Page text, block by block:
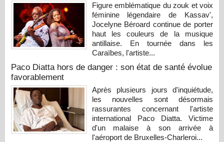
Figure emblématique du zouk et voix
féminine légendaire de Kassav',
Jocelyne Béroard continue de porter
haut les couleurs de la musique
antillaise. En tournée dans les
Caraïbes, l'artiste...
Paco Diatta hors de danger : son état de santé évolue
favorablement
Après plusieurs jours d'inquiétude,
les nouvelles sont désormais
rassurantes concernant l'artiste
international Paco Diatta. Victime
d'un malaise à son arrivée à
l'aéroport de Bruxelles-Charleroi...